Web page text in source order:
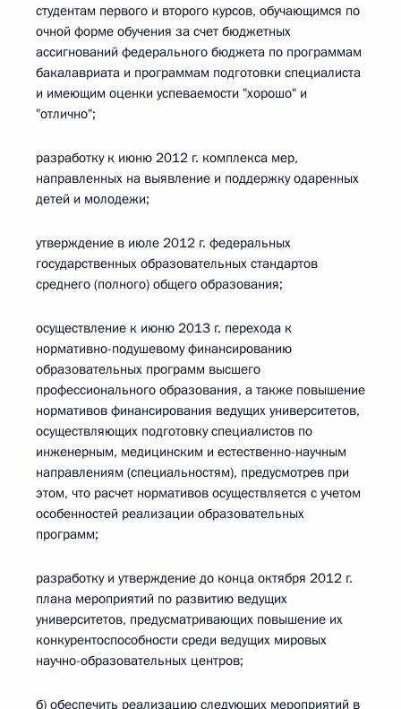
студентам первого и второго курсов, обучающимся по
очной форме обучения за счет бюджетных
ассигнований федерального бюджета по программам
бакалавриата и программам подготовки специалиста
и имеющим оценки успеваемости "хорошо" и
"отлично";
разработку к июню 2012 г. комплекса мер,
направленных на выявление и поддержку одаренных
детей и молодежи;
утверждение в июле 2012 г. федеральных
государственных образовательных стандартов
среднего (полного) общего образования;
осуществление к июню 2013 г. перехода к
нормативно-подушевому финансированию
образовательных программ высшего
профессионального образования, а также повышение
нормативов финансирования ведущих университетов,
осуществляющих подготовку специалистов по
инженерным, медицинским и естественно-научным
направлениям (специальностям), предусмотрев при
этом, что расчет нормативов осуществляется с учетом
особенностей реализации образовательных
программ;
разработку и утверждение до конца октября 2012 г.
плана мероприятий по развитию ведущих
университетов, предусматривающих повышение их
конкурентоспособности среди ведущих мировых
научно-образовательных центров;
б) обеспечить реализацию следующих мероприятий в